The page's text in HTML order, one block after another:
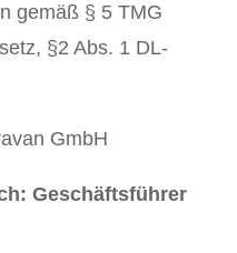
gemäß § 5 TMG
§2 Abs. 1 DL-
GmbH
Geschäftsführer